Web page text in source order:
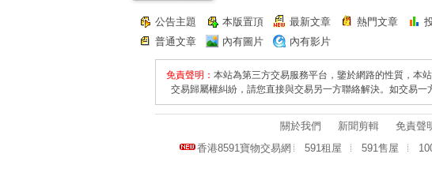
公告主題 本版置頂 最新文章 熱門文章
普通文章
內有圖片 內有影片
免責聲明： 本站為第三方交易服務平台，鑒於網路的性質，本
交易歸屬權糾紛，請您直接與交易另一方聯絡解決。如交易
關於我們 新聞剪輯 免責聲
香港8591寶物交易網
591租屋 591售屋